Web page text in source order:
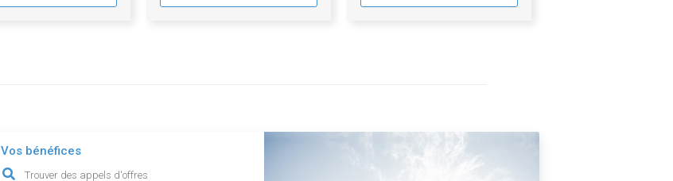
Vos bénéfices
Trouver des appels d'offres